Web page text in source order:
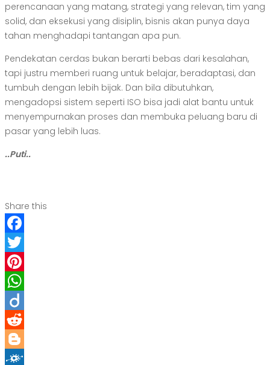
perencanaan yang matang, strategi yang relevan, tim yang
solid, dan eksekusi yang disiplin, bisnis akan punya daya
tahan menghadapi tantangan apa pun.
Pendekatan cerdas bukan berarti bebas dari kesalahan,
tapi justru memberi ruang untuk belajar, beradaptasi, dan
tumbuh dengan lebih bijak. Dan bila dibutuhkan,
mengadopsi sistem seperti ISO bisa jadi alat bantu untuk
menyempurnakan proses dan membuka peluang baru di
pasar yang lebih luas.
..Puti..
Share this
Facebook
Twitter
Pinterest
WhatsApp
Diigo
Reddit
Blogger